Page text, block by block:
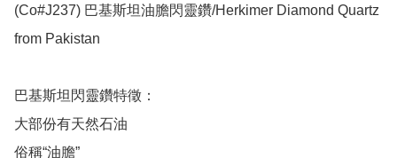
(Co#J237) 巴基斯坦油膽閃靈鑽/Herkimer Diamond Quartz
from Pakistan
巴基斯坦閃靈鑽特徵：
大部份有天然石油
俗稱“油膽”